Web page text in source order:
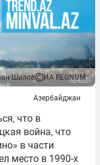
Шилов ИА REGNUM
Азербайджан
что в
война, что
в части
место в 1990-х